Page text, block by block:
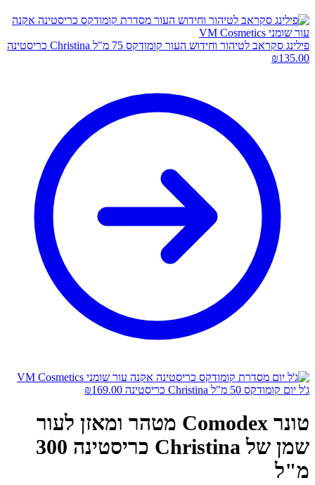
פילינג סקראב לטיהור וחידוש העור קומודקס 75 מ"ל Christina כריסטינה
₪135.00
ג'ל יום קומודקס 50 מ"ל Christina כריסטינה ₪169.00
טונר Comodex מטהר ומאזן לעור
שמן של Christina כריסטינה 300
מ"ל